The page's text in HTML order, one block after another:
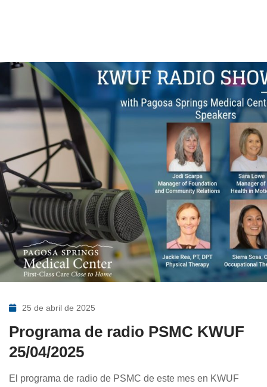
25 de abril de 2025
Programa de radio PSMC KWUF
25/04/2025
El programa de radio de PSMC de este mes en KWUF